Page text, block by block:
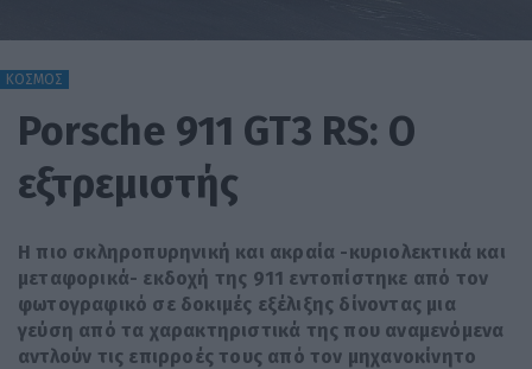
ΚΟΣΜΟΣ
Porsche 911 GT3 RS: Ο
εξτρεμιστής
H πιο σκληροπυρηνική και ακραία -κυριολεκτικά και
μεταφορικά- εκδοχή της 911 εντοπίστηκε από τον
φωτογραφικό σε δοκιμές εξέλιξης δίνοντας μια
γεύση από τα χαρακτηριστικά της που αναμενόμενα
αντλούν τις επιρροές τους από τον μηχανοκίνητο